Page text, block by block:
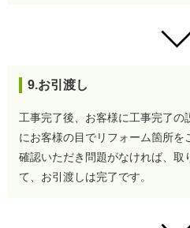
9.お引渡し
工事完了後、お客様に工事完了の
にお客様の目でリフォーム箇所を
確認いただき問題がなければ、取
て、お引渡しは完了です。